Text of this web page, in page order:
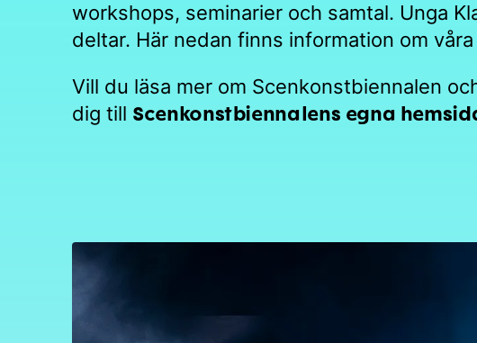
workshops, seminarier och samtal. Unga
deltar. Här nedan finns information om
Vill du läsa mer om Scenkonstbiennalen
dig till Scenkonstbiennalens egna